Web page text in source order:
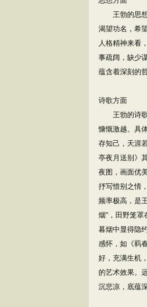
王勃的思想
渴望功名，希
人格精神来看
事疏阔，缺少
蕴含着深刻的
诗歌方面
王勃的诗歌
慷慨激越。具
存知己，天涯
亭夜月送别》
夜图，画面优
抒写惜别之情
频率极高，是
烟"，田野笼罩
暮烟中显得隐
感怀，如《羁
好，充满生机
的艺术效果。
沉悲凉，底蕴深